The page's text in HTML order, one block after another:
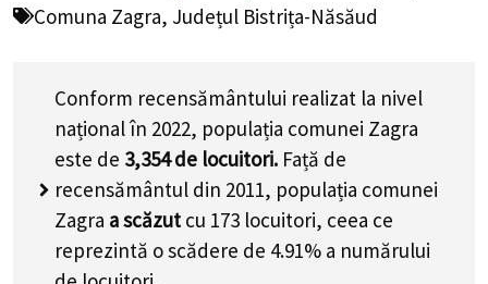
Comuna Zagra, Județul Bistrița-Năsăud
Conform recensământului realizat la nivel
național în 2022, populația comunei Zagra
este de 3,354de locuitori. Față de
recensământul din 2011, populația comunei
Zagra a scăzut cu 173 locuitori, ceea ce
reprezintă o scădere de 4.91% a numărului